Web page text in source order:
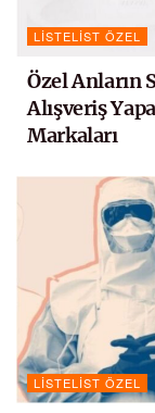
LISTELIST ÖZEL
Özel Anların
Alışveriş
Markaları
LISTELIST ÖZEL